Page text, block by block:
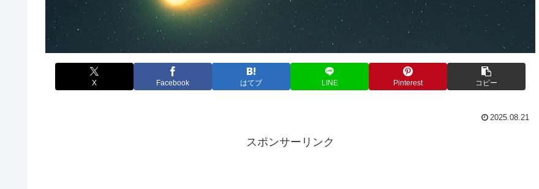
X Facebook はてブ LINE Pinterest コピー
2025.08.21
スポンサーリンク